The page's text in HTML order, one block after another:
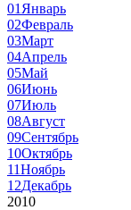
01 Январь
02Февраль
03Март
04Апрель
05Май
06Июнь
07Июль
08Август
09Сентябрь
10Октябрь
11Ноябрь
12Декабрь
2010